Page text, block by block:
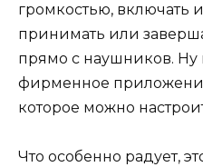
громкостью, включать
принимать или
прямо с наушников. Ну
фирменное
которое можно
Что особенно радует,